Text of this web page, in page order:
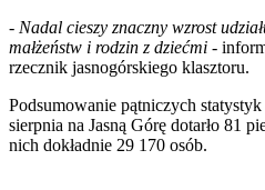
- Nadal cieszy znaczny wzrost
małżeństw i rodzin z dziećmi -
rzecznik jasnogórskiego klasztoru.
Podsumowanie pątniczych
sierpnia na Jasną Górę dotarło 81
nich dokładnie 29 170 osób.